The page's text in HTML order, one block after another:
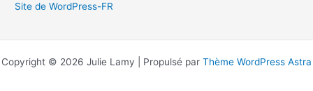
Site de WordPress-FR
Copyright © 2026 Julie Lamy | Propulsé par Thème WordPress Astra